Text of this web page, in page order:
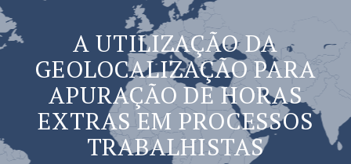
A UTILIZAÇÃO DA
GEOLOCALIZAÇÃO PARA
APURAÇÃO DE HORAS
EXTRAS EM PROCESSOS
TRABALHISTAS